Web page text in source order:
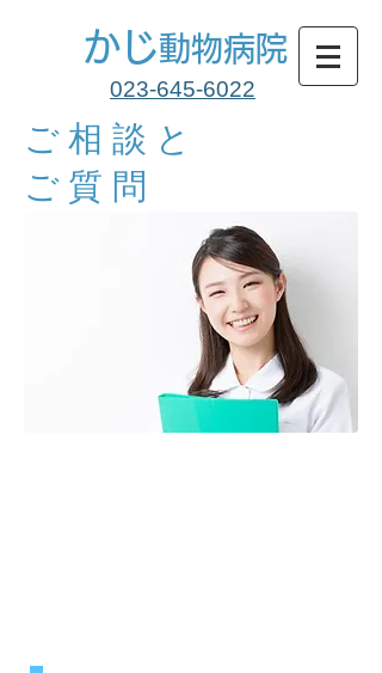
かじ動物病院
023-645-6022
ご相談と
ご質問